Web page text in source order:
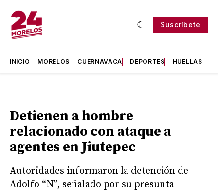
Suscríbete
INICIO MORELOS CUERNAVACA DEPORTES HUELLAS
Detienen a hombre
relacionado con ataque a
agentes en Jiutepec
Autoridades informaron la detención de
Adolfo “N”, señalado por su presunta